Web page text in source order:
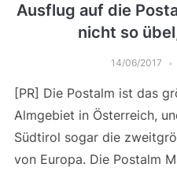
Ausflug auf die
nicht so
14/06/2017
[PR] Die Postalm ist das
Almgebiet in Österreich,
Südtirol sogar die
von Europa. Die Postalm